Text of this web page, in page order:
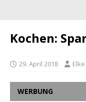
Kochen:
29. April 2018
WERBUNG